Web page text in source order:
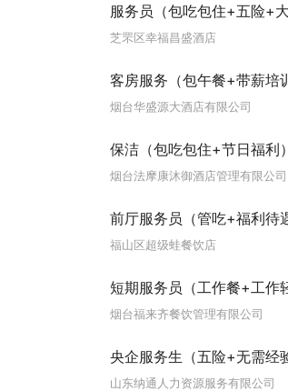
服务员（包吃包住+五险+大龄
芝罘区幸福昌盛酒店
客房服务（包午餐+带薪培
烟台华盛源大酒店有限公司
保洁（包吃包住+节日福利）
烟台法摩康沐御酒店管理有限公司
前厅服务员（管吃+福利待
福山区超级蛙餐饮店
短期服务员（工作餐+工作
烟台福来齐餐饮管理有限公司
央企服务生（五险+无需经
山东纳通人力资源服务有限公司